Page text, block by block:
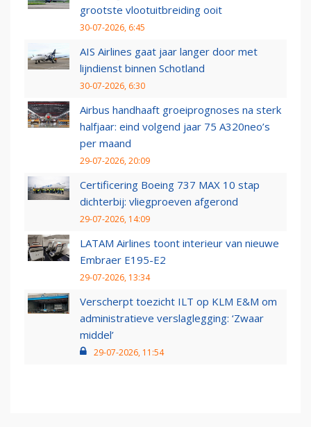
grootste vlootuitbreiding ooit
30-07-2026, 6:45
AIS Airlines gaat jaar langer door met
lijndienst binnen Schotland
30-07-2026, 6:30
Airbus handhaaft groeiprognoses na sterk
halfjaar: eind volgend jaar 75 A320neo’s
per maand
29-07-2026, 20:09
Certificering Boeing 737 MAX 10 stap
dichterbij: vliegproeven afgerond
29-07-2026, 14:09
LATAM Airlines toont interieur van nieuwe
Embraer E195-E2
29-07-2026, 13:34
Verscherpt toezicht ILT op KLM E&M om
administratieve verslaglegging: ‘Zwaar
middel’
29-07-2026, 11:54